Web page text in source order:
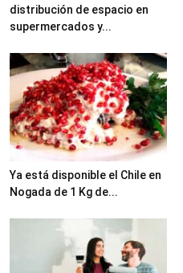
distribución de espacio en
supermercados y...
Ya está disponible el Chile en
Nogada de 1 Kg de...